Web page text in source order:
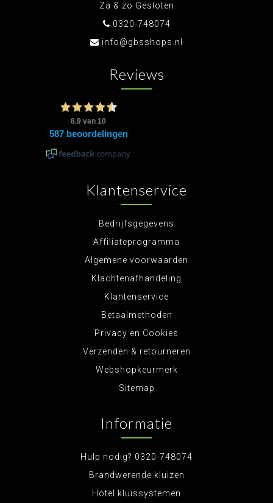
Za & zo Gesloten
0320-748074
info@gbsshops.nl
Reviews
Klantenservice
Bedrijfsgegevens
Affiliateprogramma
Algemene voorwaarden
Klachtenafhandeling
Klantenservice
Betaalmethoden
Privacy en Cookies
Verzenden & retourneren
Webshopkeurmerk
Sitemap
Informatie
Hulp nodig? 0320-748074
Brandwerende kluizen
Hotel kluissystemen